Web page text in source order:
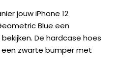
jouw iPhone 12
Blue een
De hardcase hoes
zwarte bumper met